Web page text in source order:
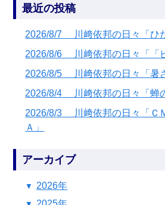
最近の投稿
2026/8/7 川﨑依邦の日々「ひ
2026/8/6 川﨑依邦の日々「「
2026/8/5 川﨑依邦の日々「暑さ
2026/8/4 川﨑依邦の日々「蝉
2026/8/3 川﨑依邦の日々「Ｃ
Ａ」
アーカイブ
2026年